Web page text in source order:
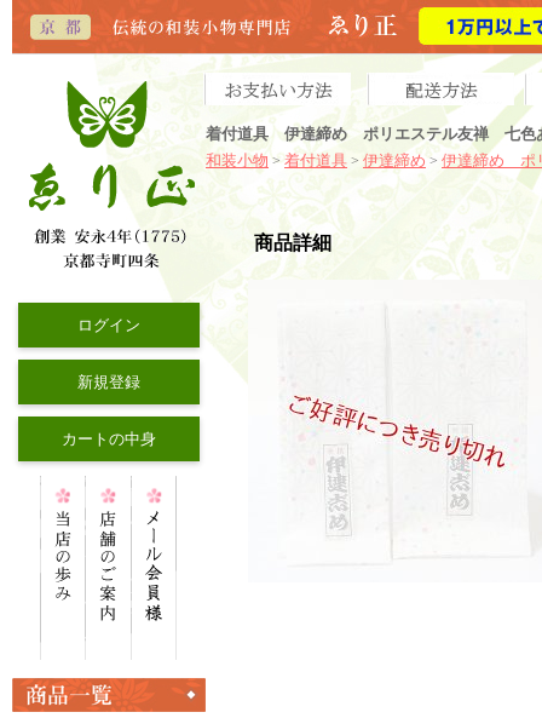
着付道具 伊達締め ポリエステル友禅 七
和装小物 > 着付道具 > 伊達締め> 伊達締め ポ
ログイン
新規登録
カートの中身
商品詳細